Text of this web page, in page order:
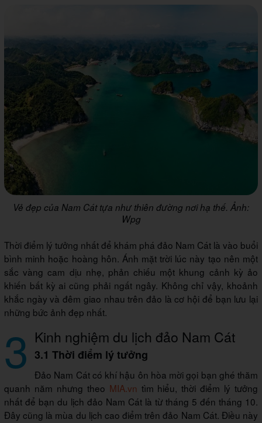
Vẻ đẹp của Nam Cát tựa như thiên đường nơi hạ thế. Ảnh:
Wpg
Thời điểm lý tưởng nhất để khám phá đảo Nam Cát là vào buổi
bình minh hoặc hoàng hôn. Ánh mặt trời lúc này tạo nên một
sắc vàng cam dịu nhẹ, phản chiếu một khung cảnh kỳ ảo
khiến bất kỳ ai cũng phải ngất ngây. Không chỉ vậy, khoảnh
khắc ngày và đêm giao nhau trên đảo là cơ hội để bạn lưu lại
những bức ảnh đẹp nhất.
3 Kinh nghiệm du lịch đảo Nam Cát
3.1 Thời điểm lý tưởng
Đảo Nam Cát có khí hậu ôn hòa mời gọi bạn ghé thăm
quanh năm nhưng theo MIA.vn tìm hiểu, thời điểm lý tưởng
nhất để bạn du lịch đảo Nam Cát là từ tháng 5 đến tháng 10.
Đây cũng là mùa du lịch cao điểm trên đảo Nam Cát. Điều này